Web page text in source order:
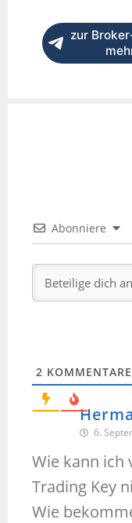
zur
Abonniere
2 KOMMENTARE
6.
Wie kann ich
Trading Key
Wie